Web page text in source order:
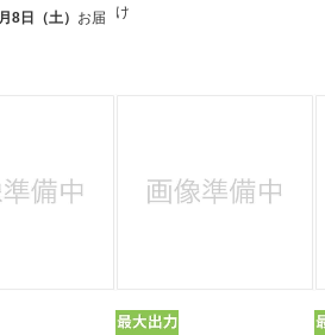
8日（土） お届
け